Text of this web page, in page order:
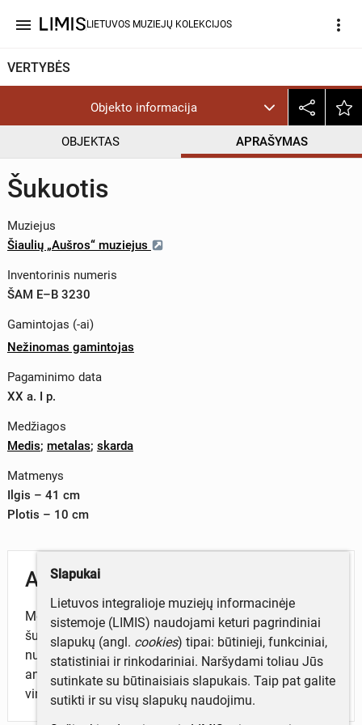
menu LIETUVOS MUZIEJŲ KOLEKCIJOS more_vert
VERTYBĖS
Objekto informacija
OBJEKTAS APRAŠYMAS
Šukuotis
Muziejus
Šiaulių „Aušros“ muziejus
Inventorinis numeris
ŠAM E–B 3230
Gamintojas (-ai)
Nežinomas gamintojas
Pagaminimo data
XX a. I p.
Medžiagos
Medis; metalas; skarda
Matmenys
Ilgis – 41 cm
Plotis – 10 cm
Aprašymas
Metalinis šukuotis naudotas nubrauktiems linams
šukuoti. Padarytas iš pailgos keturbriaunės lentos,
nuskvembtais kraštais. Ties viduriu paaukštinimas,
ant jo prikalta medinė lentelė, skarda ir metalinės
vinys. Galuose išdrožta po apvalią skylutę.
Slapukai
Lietuvos integralioje muziejų informacinėje
sistemoje (LIMIS) naudojami keturi pagrindiniai
slapukų (angl. cookies) tipai: būtinieji, funkciniai,
statistiniai ir rinkodariniai. Naršydami toliau Jūs
sutinkate su būtinaisiais slapukais. Taip pat galite
sutikti ir su visų slapukų naudojimu.